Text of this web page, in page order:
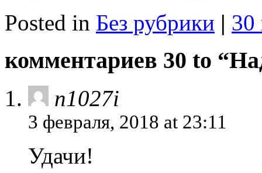
Posted in Без рубрики | 30
комментариев 30 to
n1027i
3 февраля, 2018 at 23:11
Удачи!